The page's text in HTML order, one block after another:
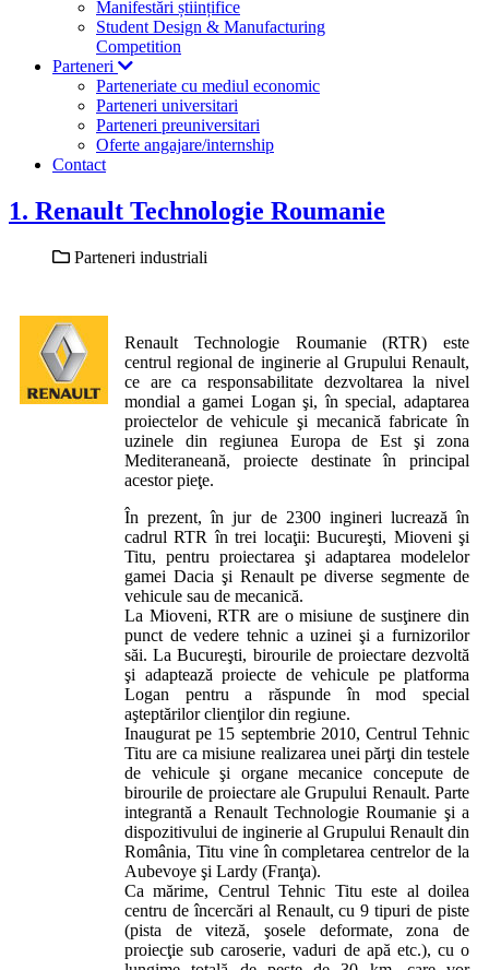
Manifestări științifice
Student Design & Manufacturing
Competition
Parteneri
Parteneriate cu mediul economic
Parteneri universitari
Parteneri preuniversitari
Oferte angajare/internship
Contact
1. Renault Technologie Roumanie
Parteneri industriali
Renault Technologie Roumanie (RTR) este
centrul regional de inginerie al Grupului Renault,
ce are ca responsabilitate dezvoltarea la nivel
mondial a gamei Logan şi, în special, adaptarea
proiectelor de vehicule şi mecanică fabricate în
uzinele din regiunea Europa de Est şi zona
Mediteraneană, proiecte destinate în principal
acestor pieţe.
În prezent, în jur de 2300 ingineri lucrează în
cadrul RTR în trei locaţii: Bucureşti, Mioveni şi
Titu, pentru proiectarea şi adaptarea modelelor
gamei Dacia şi Renault pe diverse segmente de
vehicule sau de mecanică.
La Mioveni, RTR are o misiune de susţinere din
punct de vedere tehnic a uzinei şi a furnizorilor
săi. La Bucureşti, birourile de proiectare dezvoltă
şi adaptează proiecte de vehicule pe platforma
Logan pentru a răspunde în mod special
aşteptărilor clienţilor din regiune.
Inaugurat pe 15 septembrie 2010, Centrul Tehnic
Titu are ca misiune realizarea unei părţi din testele
de vehicule şi organe mecanice concepute de
birourile de proiectare ale Grupului Renault. Parte
integrantă a Renault Technologie Roumanie şi a
dispozitivului de inginerie al Grupului Renault din
România, Titu vine în completarea centrelor de la
Aubevoye şi Lardy (Franţa).
Ca mărime, Centrul Tehnic Titu este al doilea
centru de încercări al Renault, cu 9 tipuri de piste
(pista de viteză, şosele deformate, zona de
proiecţie sub caroserie, vaduri de apă etc.), cu o